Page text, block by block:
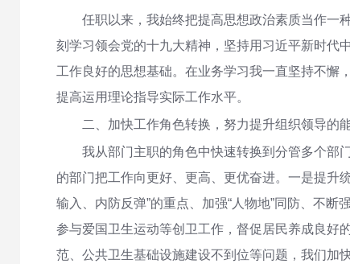
任职以来，我始终把提高思想政治素质当作一
刻学习领会党的十九大精神，坚持用习近平新时代
工作良好的思想基础。在业务学习我一直坚持不懈
提高运用理论指导实际工作水平。
二、加快工作角色转换，努力提升组织领导的
我从部门主职的角色中快速转换到分管多个部
的部门把工作向更好、更高、更优奋进。一是提升
输入、内防反弹”的重点、加强“人物地”同防、不
参与爱国卫生运动等创卫工作，督促居民养成良好
范、公共卫生基础设施建设不到位等问题，我们加